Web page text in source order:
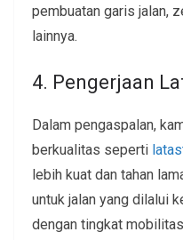
pembuatan garis jalan,
lainnya.
4. Pengerjaan
Dalam pengaspalan,
berkualitas seperti
lebih kuat dan tahan
untuk jalan yang dilalui
dengan tingkat